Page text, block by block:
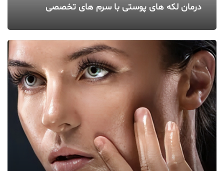
درمان لکه‌ های پوستی با سرم‌ های تخصصی